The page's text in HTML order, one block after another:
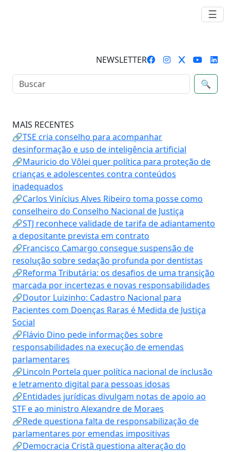
☰
NEWSLETTER
🔍
MAIS RECENTES
🔗TSE cria conselho para acompanhar
desinformação e uso de inteligência artificial
🔗Mauricio do Vôlei quer política para proteção de
crianças e adolescentes contra conteúdos
inadequados
🔗Carlos Vinícius Alves Ribeiro toma posse como
conselheiro do Conselho Nacional de Justiça
🔗STJ reconhece validade de tarifa de adiantamento
a depositante prevista em contrato
🔗Francisco Camargo consegue suspensão de
resolução sobre sedação profunda por dentistas
🔗Reforma Tributária: os desafios de uma transição
marcada por incertezas e novas responsabilidades
🔗Doutor Luizinho: Cadastro Nacional para
Pacientes com Doenças Raras é Medida de Justiça
Social
🔗Flávio Dino pede informações sobre
responsabilidades na execução de emendas
parlamentares
🔗Lincoln Portela quer política nacional de inclusão
e letramento digital para pessoas idosas
🔗Entidades jurídicas divulgam notas de apoio ao
STF e ao ministro Alexandre de Moraes
🔗Rede questiona falta de responsabilização de
parlamentares por emendas impositivas
🔗Democracia Cristã questiona alteração do